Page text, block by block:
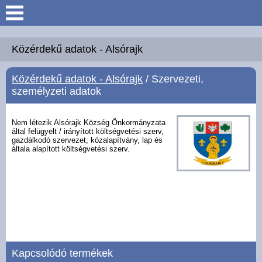
Keresés
Köszöntő
Hírek
Polgármesteri Hivatal
Galéria
Közérdekű adatok - Alsórajk
Közérdekű adatok - Alsórajk / Szervezeti,
személyzeti adatok
Nem létezik Alsórajk Község Önkormányzata
által felügyelt / irányított költségvetési szerv,
gazdálkodó szervezet, közalapítvány, lap és
általa alapított költségvetési szerv.
Kapcsolódó termékek